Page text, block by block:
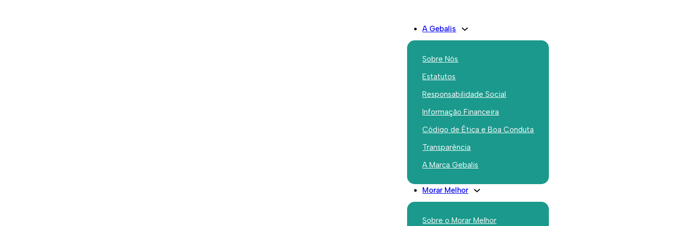
A Gebalis
Sobre Nós
Estatutos
Responsabilidade Social
Informação Financeira
Código de Ética e Boa Conduta
Transparência
A Marca Gebalis
Morar Melhor
Sobre o Morar Melhor
Vencedores do concurso
Foco no Bairro anunciados e
trabalhos expostos no
Teatro Avenidas